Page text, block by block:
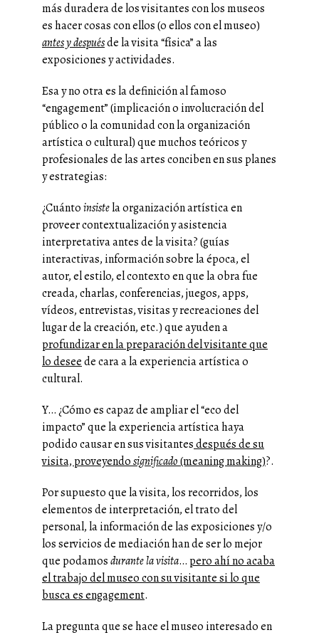
más duradera de los visitantes con los museos
es hacer cosas con ellos (o ellos con el museo)
antes y despuésde la visita “física” a las
exposiciones y actividades.
Esa y no otra es la definición al famoso
“engagement” (implicación o involucración del
público o la comunidad con la organización
artística o cultural) que muchos teóricos y
profesionales de las artes conciben en sus planes
y estrategias:
¿Cuántoinsistela organización artística en
proveer contextualización y asistencia
interpretativa antes de la visita? (guías
interactivas, información sobre la época, el
autor, el estilo, el contexto en que la obra fue
creada, charlas, conferencias, juegos, apps,
vídeos, entrevistas, visitas y recreaciones del
lugar de la creación, etc.) que ayuden a
profundizar en la preparación del visitante que
lo deseede cara a la experiencia artística o
cultural.
Y… ¿Cómo es capaz de ampliar el “eco del
impacto” que la experiencia artística haya
podido causar en sus visitantesdespués de su
visita, proveyendosignificado(meaning making)?.
Por supuesto que la visita, los recorridos, los
elementos de interpretación, el trato del
personal, la información de las exposiciones y/o
los servicios de mediación han de ser lo mejor
que podamosdurante la visita…pero ahí no acaba
el trabajo del museo con su visitante si lo que
busca es engagement.
La pregunta que se hace el museo interesado en